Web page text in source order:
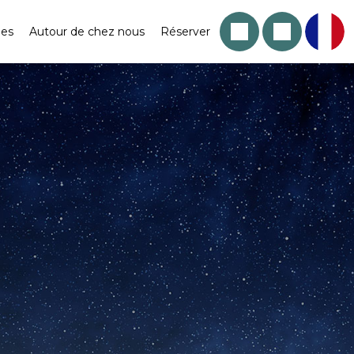
Autour de chez nous Réserver